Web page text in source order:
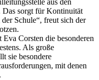
aus den
Das sorgt für Kontinuität
Schule“, freut sich der
Corsten die besonderen
Als große
sie besondere
mit denen